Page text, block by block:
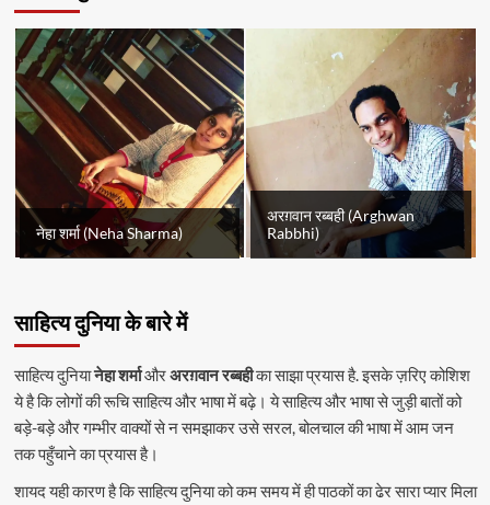
नेहा शर्मा (Neha Sharma)
अरग़वान रब्बही (Arghwan
Rabbhi)
साहित्य दुनिया के बारे में
साहित्य दुनियानेहा शर्माऔरअरग़वान रब्बहीका साझा प्रयास है. इसके ज़रिए कोशिश
ये है कि लोगों की रूचि साहित्य और भाषा में बढ़े। ये साहित्य और भाषा से जुड़ी बातों को
बड़े-बड़े और गम्भीर वाक्यों से न समझाकर उसे सरल, बोलचाल की भाषा में आम जन
तक पहुँचाने का प्रयास है।
शायद यही कारण है कि साहित्य दुनिया को कम समय में ही पाठकों का ढेर सारा प्यार मिला